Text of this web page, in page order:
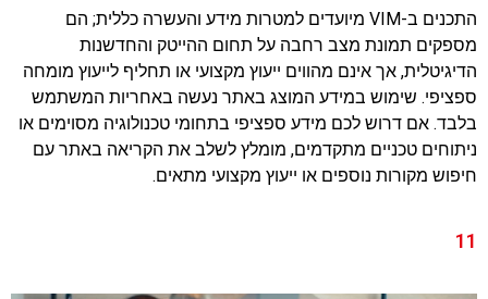
התכנים ב-VIM מיועדים למטרות מידע והעשרה כללית; הם
מספקים תמונת מצב רחבה על תחום ההייטק והחדשנות
הדיגיטלית, אך אינם מהווים ייעוץ מקצועי או תחליף לייעוץ מומחה
ספציפי. שימוש במידע המוצג באתר נעשה באחריות המשתמש
בלבד. אם דרוש לכם מידע ספציפי בתחומי טכנולוגיה מסוימים או
ניתוחים טכניים מתקדמים, מומלץ לשלב את הקריאה באתר עם
חיפוש מקורות נוספים או ייעוץ מקצועי מתאים.
11